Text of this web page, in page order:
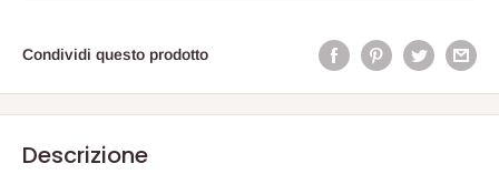
Condividi questo prodotto
Descrizione